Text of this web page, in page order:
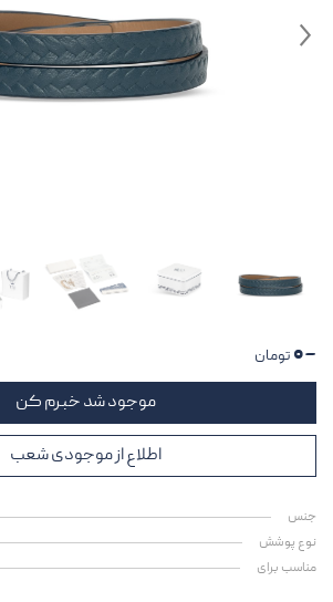
~۰ تومان
موجود شد خبرم کن
اطلاع از موجودی شعب
جنس
نوع پوشش
مناسب برای